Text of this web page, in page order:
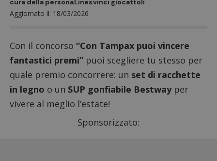
Aggiornato il: 18/03/2026
cura della personaLinesvinci giocattoli
Con il concorso “Con Tampax puoi vincere
fantastici premi” puoi scegliere tu stesso per
quale premio concorrere: un set di racchette
in legno o un SUP gonfiabile Bestwayper
vivere al meglio l’estate!
Sponsorizzato: